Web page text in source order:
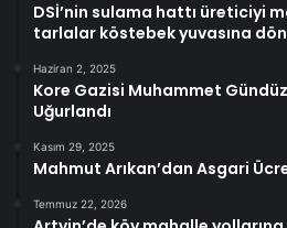
DSİ’nin sulama hattı üreticiyi
tarlalar köstebek yuvasına
Haziran 2, 2025
Kore Gazisi Muhammet
Uğurlandı
Kasım 29, 2025
Mahmut Arıkan’dan Asgari
Temmuz 22, 2026